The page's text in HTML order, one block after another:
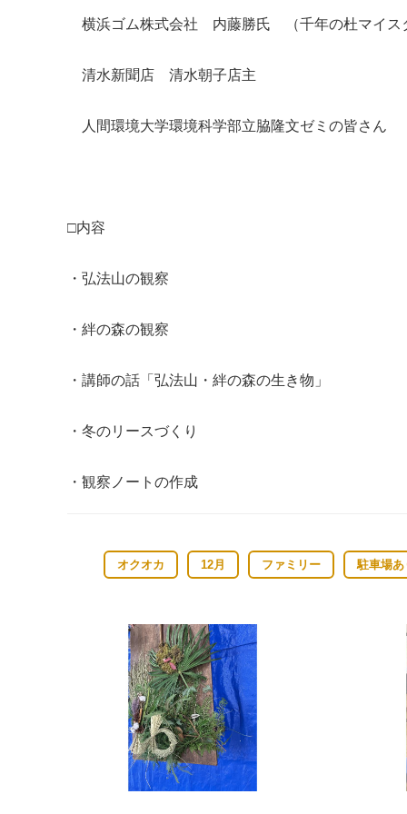
横浜ゴム株式会社 内藤勝氏 （千年の杜マイス
清水新聞店 清水朝子店主
人間環境大学環境科学部立脇隆文ゼミの皆さん
□内容
・弘法山の観察
・絆の森の観察
・講師の話「弘法山・絆の森の生き物」
・冬のリースづくり
・観察ノートの作成
オクオカ 12月 ファミリー 駐車場あ